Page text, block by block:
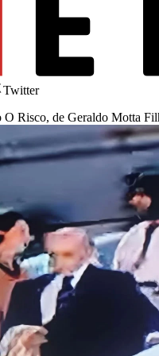
Twitter
O Risco, de Geraldo Motta